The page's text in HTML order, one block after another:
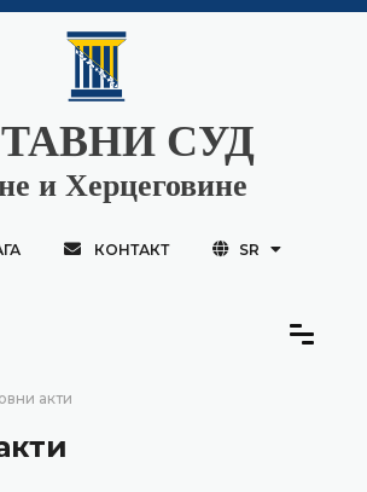
СУД
и Херцеговине
КОНТАКТ SR
акти